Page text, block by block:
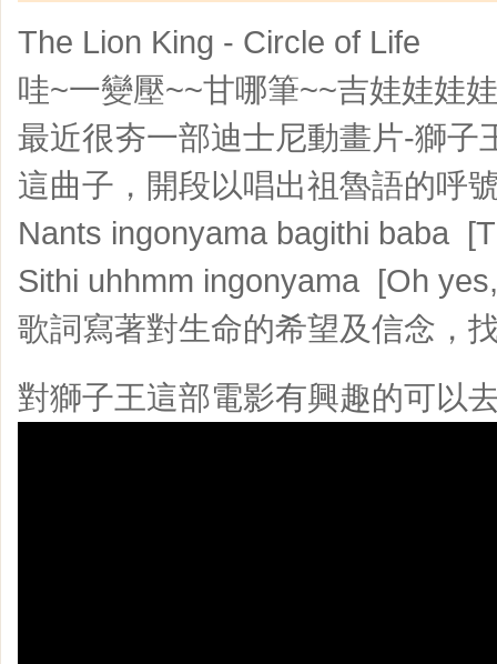
The Lion King - Circle of Life
哇~一變壓~~甘哪筆~~吉娃娃娃
最近很夯一部迪士尼動畫片-獅子
這曲子，開段以唱出祖魯語的呼
Nants ingonyama bagithi baba
Sithi uhhmm ingonyama [Oh
歌詞寫著對生命的希望及信念，
對獅子王這部電影有興趣的可以